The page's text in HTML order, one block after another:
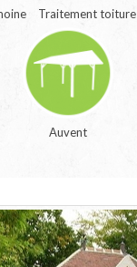
Traitement toiture
Auvent